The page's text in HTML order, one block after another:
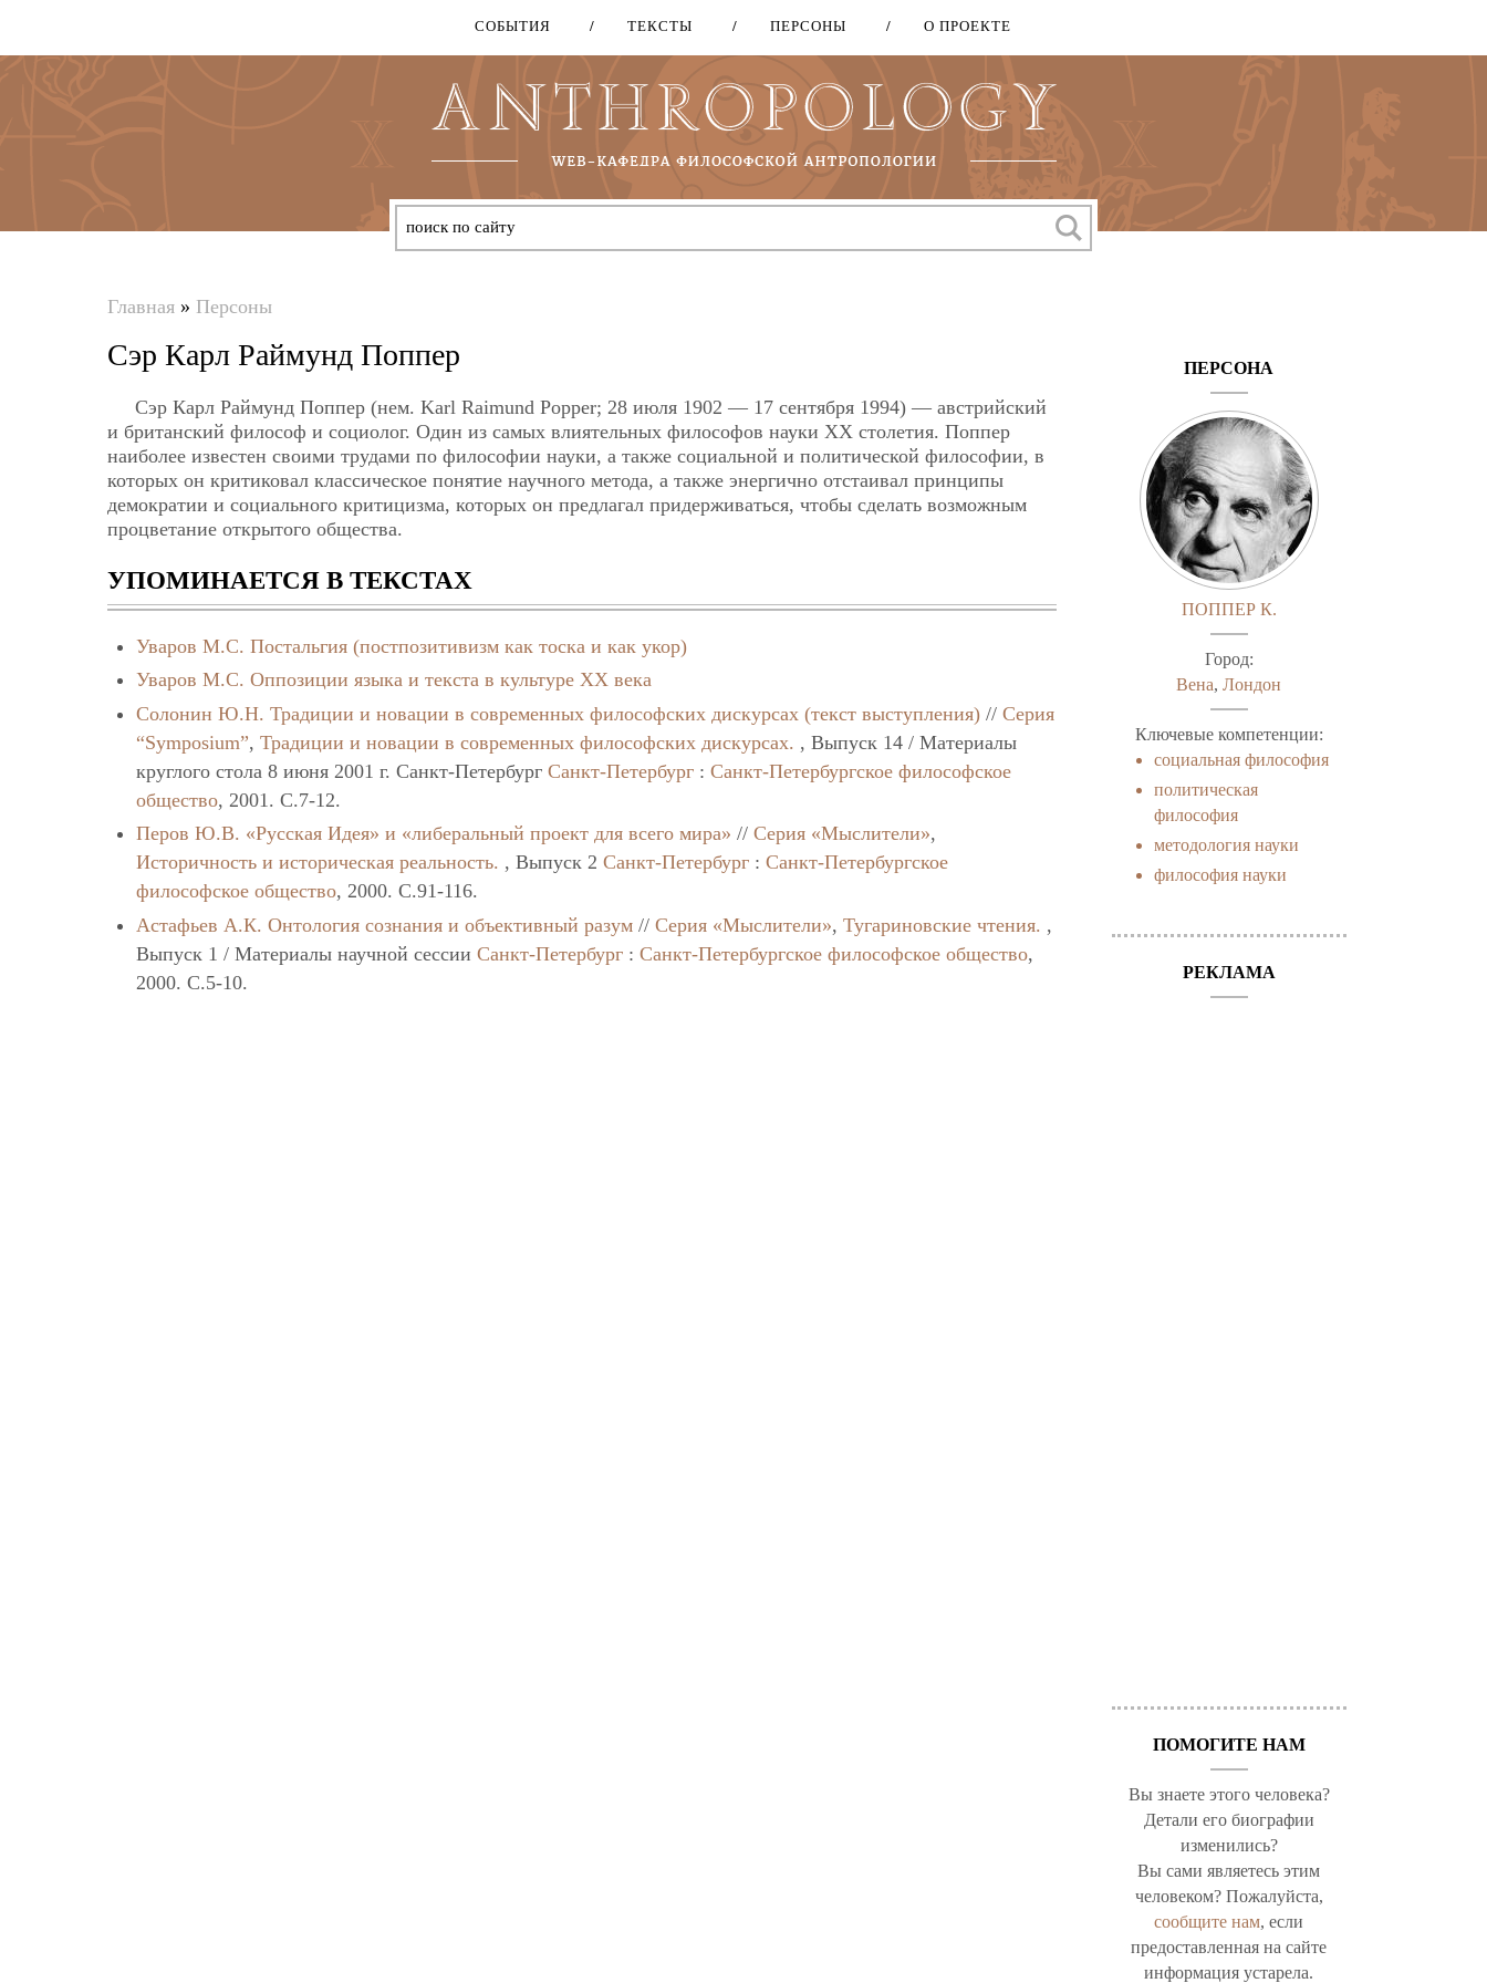
Перейти
основному
содержанию
СОБЫТИЯ ТЕКСТЫ ПЕРСОНЫ О ПРОЕКТЕ
здесь
Главная » Персоны
Сэр Карл Раймунд Поппер
Сэр Карл Раймунд Поппер (нем. Karl Raimund Popper; 28 июля 1902 — 17 сентября 1994) — австрийский
и британский философ и социолог. Один из самых влиятельных философов науки XX столетия. Поппер
наиболее известен своими трудами по философии науки, а также социальной и политической философии, в
которых он критиковал классическое понятие научного метода, а также энергично отстаивал принципы
демократии и социального критицизма, которых он предлагал придерживаться, чтобы сделать возможным
процветание открытого общества.
УПОМИНАЕТСЯ В ТЕКСТАХ
Уваров М.С. Постальгия (постпозитивизм как тоска и как укор)
Уваров М.С. Оппозиции языка и текста в культуре XX века
Солонин Ю.Н. Традиции и новации в современных философских дискурсах (текст выступления) //Серия
“Symposium”,Традиции и новации в современных философских дискурсах. , Выпуск 14 / Материалы
круглого стола 8 июня 2001 г. Санкт-ПетербургСанкт-Петербург :Санкт-Петербургское философское
общество, 2001. C.7-12.
Перов Ю.В. «Русская Идея» и «либеральный проект для всего мира» //Серия «Мыслители»,
Историчность и историческая реальность. , Выпуск 2Санкт-Петербург :Санкт-Петербургское
философское общество, 2000. C.91-116.
Астафьев А.К. Онтология сознания и объективный разум //Серия «Мыслители»,Тугариновские чтения. ,
Выпуск 1 / Материалы научной сессииСанкт-Петербург :Санкт-Петербургское философское общество,
2000. C.5-10.
ПЕРСОНА
ПОППЕР К.
Город:
Вена,Лондон
Ключевые компетенции:
социальная философия
политическая
философия
методология науки
философия науки
РЕКЛАМА
ПОМОГИТЕ НАМ
Вы знаете этого человека?
Детали его биографии
изменились?
Вы сами являетесь этим
человеком? Пожалуйста,
сообщите нам, если
предоставленная на сайте
информация устарела.